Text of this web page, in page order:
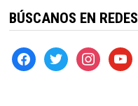
BÚSCANOS EN
facebooktwitterinstagram